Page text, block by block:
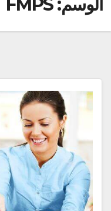
الوسم:FMPS